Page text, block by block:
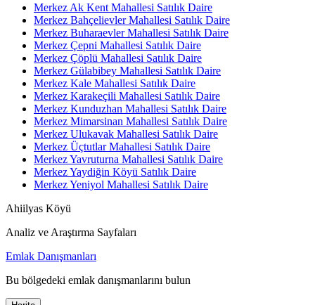
Merkez Ak Kent Mahallesi Satılık Daire
Merkez Bahçelievler Mahallesi Satılık Daire
Merkez Buharaevler Mahallesi Satılık Daire
Merkez Çepni Mahallesi Satılık Daire
Merkez Çöplü Mahallesi Satılık Daire
Merkez Gülabibey Mahallesi Satılık Daire
Merkez Kale Mahallesi Satılık Daire
Merkez Karakeçili Mahallesi Satılık Daire
Merkez Kunduzhan Mahallesi Satılık Daire
Merkez Mimarsinan Mahallesi Satılık Daire
Merkez Ulukavak Mahallesi Satılık Daire
Merkez Üçtutlar Mahallesi Satılık Daire
Merkez Yavruturna Mahallesi Satılık Daire
Merkez Yaydiğin Köyü Satılık Daire
Merkez Yeniyol Mahallesi Satılık Daire
Ahiilyas Köyü
Analiz ve Araştırma Sayfaları
Emlak Danışmanları
Bu bölgedeki emlak danışmanlarını bulun